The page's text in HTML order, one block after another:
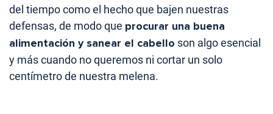
del tiempo como el hecho que bajen nuestras
defensas, de modo que procurar una buena
alimentación y sanear el cabello son algo esencial
y más cuando no queremos ni cortar un solo
centímetro de nuestra melena.